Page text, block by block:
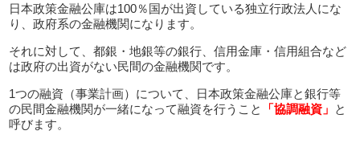
日本政策金融公庫は100％国が出資している独立行政法人にな
り、政府系の金融機関になります。
それに対して、都銀・地銀等の銀行、信用金庫・信用組合など
は政府の出資がない民間の金融機関です。
1つの融資（事業計画）について、日本政策金融公庫と銀行等
の民間金融機関が一緒になって融資を行うこと
「協調融資」 と
呼びます。